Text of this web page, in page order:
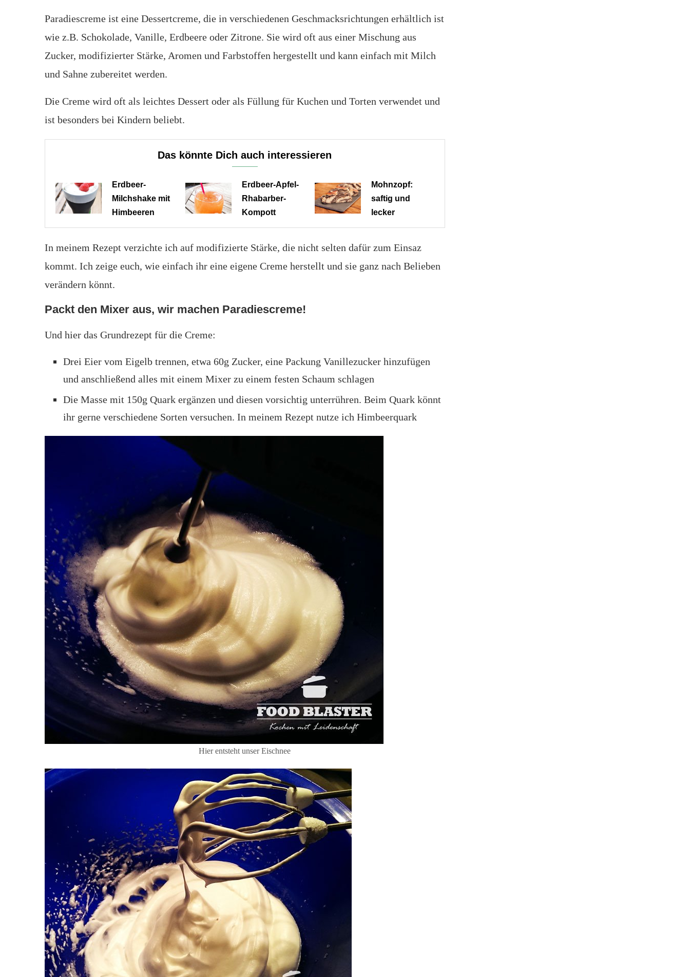
Paradiescreme ist eine Dessertcreme, die in verschiedenen Geschmacksrichtungen erhältlich ist
wie z.B. Schokolade, Vanille, Erdbeere oder Zitrone. Sie wird oft aus einer Mischung aus
Zucker, modifizierter Stärke, Aromen und Farbstoffen hergestellt und kann einfach mit Milch
und Sahne zubereitet werden.
Die Creme wird oft als leichtes Dessert oder als Füllung für Kuchen und Torten verwendet und
ist besonders bei Kindern beliebt.
Das könnte Dich auch interessieren
Erdbeer-
Milchshake mit
Himbeeren
Erdbeer-Apfel-
Rhabarber-
Kompott
Mohnzopf:
saftig und
lecker
In meinem Rezept verzichte ich auf modifizierte Stärke, die nicht selten dafür zum Einsaz
kommt. Ich zeige euch, wie einfach ihr eine eigene Creme herstellt und sie ganz nach Belieben
verändern könnt.
Packt den Mixer aus, wir machen Paradiescreme!
Und hier das Grundrezept für die Creme:
Drei Eier vom Eigelb trennen, etwa 60g Zucker, eine Packung Vanillezucker hinzufügen
und anschließend alles mit einem Mixer zu einem festen Schaum schlagen
Die Masse mit 150g Quark ergänzen und diesen vorsichtig unterrühren. Beim Quark könnt
ihr gerne verschiedene Sorten versuchen. In meinem Rezept nutze ich Himbeerquark
Hier entsteht unser Eischnee